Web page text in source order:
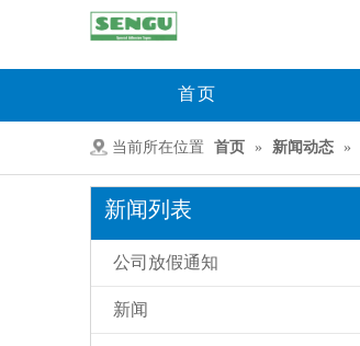
首页
当前所在位置 首页 » 新闻动态 »
新闻列表
公司放假通知
新闻